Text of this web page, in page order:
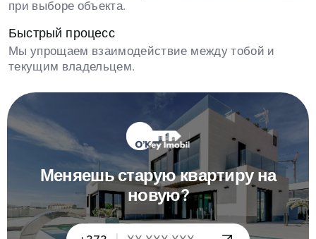
при выборе объекта.
Быстрый процесс
Мы упрощаем взаимодействие между тобой и
текущим владельцем.
Меняешь старую квартиру на
новую?